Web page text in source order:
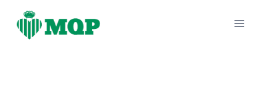
contenido